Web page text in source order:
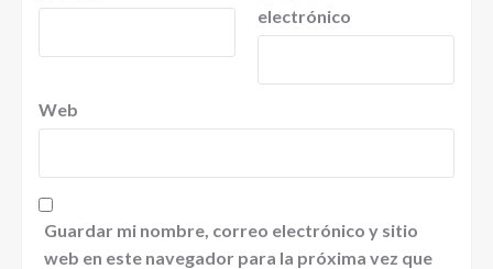
electrónico
Web
Guardar mi nombre, correo electrónico y sitio
web en este navegador para la próxima vez que